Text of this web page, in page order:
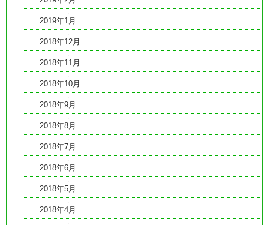
2019年1月
2018年12月
2018年11月
2018年10月
2018年9月
2018年8月
2018年7月
2018年6月
2018年5月
2018年4月